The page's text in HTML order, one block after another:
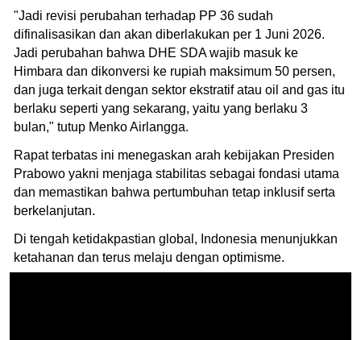
"Jadi revisi perubahan terhadap PP 36 sudah
difinalisasikan dan akan diberlakukan per 1 Juni 2026.
Jadi perubahan bahwa DHE SDA wajib masuk ke
Himbara dan dikonversi ke rupiah maksimum 50 persen,
dan juga terkait dengan sektor ekstratif atau oil and gas itu
berlaku seperti yang sekarang, yaitu yang berlaku 3
bulan," tutup Menko Airlangga.
Rapat terbatas ini menegaskan arah kebijakan Presiden
Prabowo yakni menjaga stabilitas sebagai fondasi utama
dan memastikan bahwa pertumbuhan tetap inklusif serta
berkelanjutan.
Di tengah ketidakpastian global, Indonesia menunjukkan
ketahanan dan terus melaju dengan optimisme.